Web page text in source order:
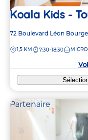
Koala Kids -
Adresse
la
72 Boulevard Léon
DISTANCE
1,5 KM 7:30-18:30
Partenaire